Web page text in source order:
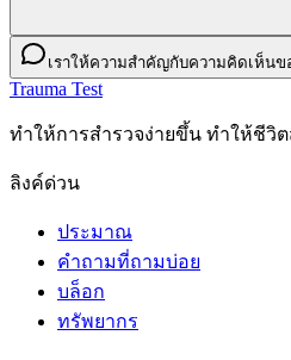
เราให้ความสำคัญกับความคิดเห็น
Trauma Test
ทําให้การสํารวจง่ายขึ้น ทําให้ชีวิ
ลิงค์ด่วน
ประมาณ
คำถามที่ถามบ่อย
บล็อก
ทรัพยากร